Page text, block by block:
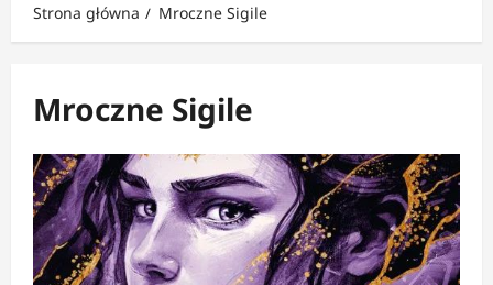
Strona główna Mroczne Sigile
Mroczne Sigile